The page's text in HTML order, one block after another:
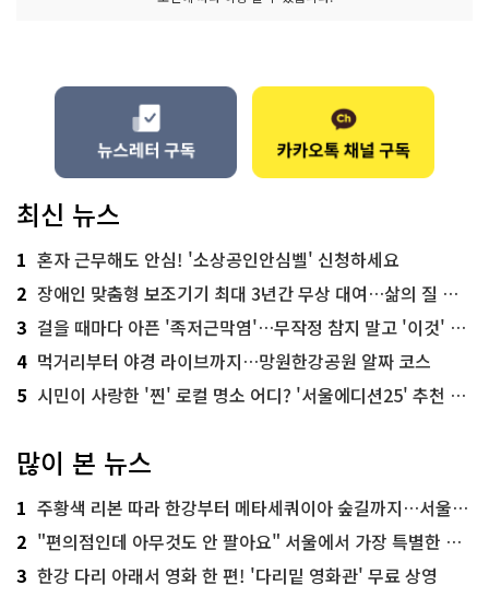
최신 뉴스
1 혼자 근무해도 안심! '소상공인안심벨' 신청하세요
2 장애인 맞춤형 보조기기 최대 3년간 무상 대여…삶의 질 높인다
3 걸을 때마다 아픈 '족저근막염'…무작정 참지 말고 '이것' 해보세요!
4 먹거리부터 야경 라이브까지…망원한강공원 알짜 코스
5 시민이 사랑한 '찐' 로컬 명소 어디? '서울에디션25' 추천 코스
많이 본 뉴스
1 주황색 리본 따라 한강부터 메타세쿼이아 숲길까지…서울둘레길 15코스
2 "편의점인데 아무것도 안 팔아요" 서울에서 가장 특별한 편의점의 정체
3 한강 다리 아래서 영화 한 편! '다리밑 영화관' 무료 상영